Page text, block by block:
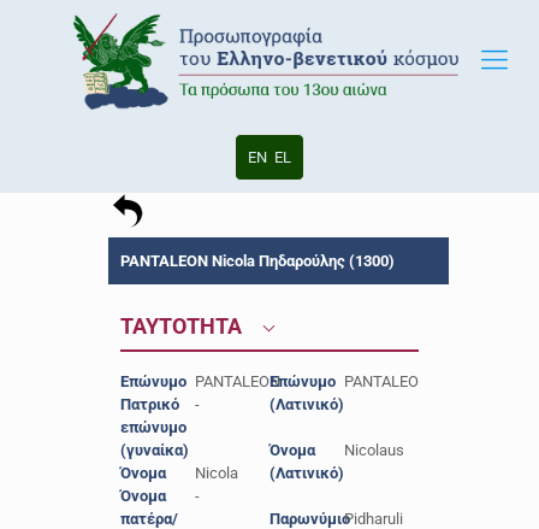
EN EL
PANTALEON Nicola Πηδαρούλης (1300)
ΤΑΥΤΟΤΗΤΑ
Επώνυμο PANTALEON
Πατρικό
επώνυμο
(γυναίκα)
-
Όνομα
Nicola
Όνομα
πατέρα/
-
Επώνυμο
(Λατινικό)
PANTALEO
Όνομα
(Λατινικό)
Nicolaus
ΠαρωνύμιοPidharuli